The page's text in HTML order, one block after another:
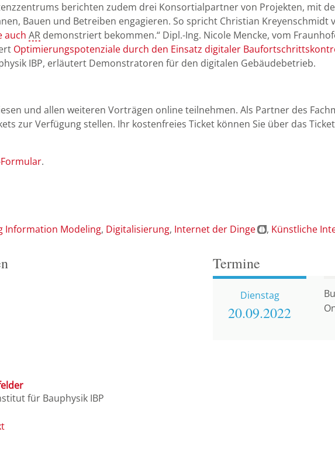
berichten zudem drei Konsortialpartner von Projekten, mit
Bauen und Betreiben engagieren. So spricht Christian Kreyenschmidt
auch AR demonstriert bekommen.“ Dipl.-Ing. Nicole Mencke, vom
Optimierungspotenziale durch den Einsatz digitaler
IBP, erläutert Demonstratoren für den digitalen Gebäudebetrieb.
und allen weiteren Vorträgen online teilnehmen. Als Partner des
zur Verfügung stellen. Ihr kostenfreies Ticket können Sie über das
.
Information Modeling Digitalisierung Internet der Dinge Künstliche
Termine
Dienstag
20.09.2022
für Bauphysik IBP